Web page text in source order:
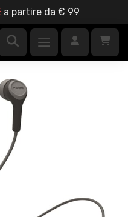
a partire da € 99